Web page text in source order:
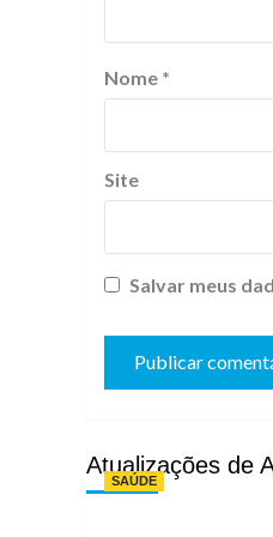
Nome *
Site
Salvar meus
Atualizações de
SAÚDE